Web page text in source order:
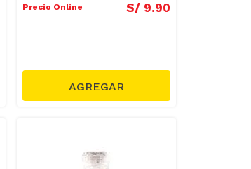
Precio Online S/ 9.90